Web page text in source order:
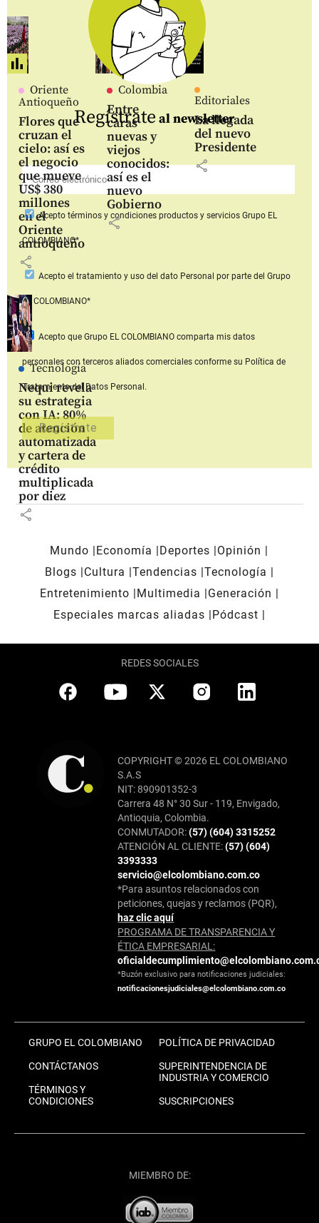
Oriente
Antioqueño
Flores que
cruzan el
cielo: así es
el negocio
que mueve
US$ 380
millones
en el
Oriente
antioqueño
share
Colombia
Entre
caras
nuevas y
viejos
conocidos:
así es el
nuevo
Gobierno
share
Editoriales
La llegada
del nuevo
Presidente
share
Tecnología
Nequi revela
su estrategia
con IA: 80%
de atención
automatizada
y cartera de
crédito
multiplicada
por diez
share
Regístrate al newsletter
Aceptotérminos y condiciones productos y serviciosGrupo EL
COLOMBIANO*
Acepto el tratamiento y uso del dato Personal por parte del Grupo
EL COLOMBIANO*
Acepto que Grupo EL COLOMBIANOcomparta mis datos
personales con terceros aliados comerciales conforme su Política de
Tratamiento del Datos Personal.
Mundo Economía Deportes
Opinión
Blogs
Cultura Tendencias Tecnología
Entretenimiento
Multimedia
Generación
Especiales marcas aliadas
Pódcast
REDES SOCIALES
COPYRIGHT © 2026 EL COLOMBIANO
S.A.S
NIT: 890901352-3
Carrera 48 N° 30 Sur - 119, Envigado,
Antioquia, Colombia.
CONMUTADOR:(57) (604) 3315252
ATENCIÓN AL CLIENTE:(57) (604)
3393333
servicio@elcolombiano.com.co
*Para asuntos relacionados con
peticiones, quejas y reclamos (PQR),
haz clic aquí
PROGRAMA DE TRANSPARENCIA Y
ÉTICA EMPRESARIAL:
*Buzón exclusivo para notificaciones judiciales:
notificacionesjudiciales@elcolombiano.com.co
GRUPO EL COLOMBIANO
CONTÁCTANOS
TÉRMINOS Y
CONDICIONES
POLÍTICA DE PRIVACIDAD
SUPERINTENDENCIA DE
INDUSTRIA Y COMERCIO
SUSCRIPCIONES
MIEMBRO DE: